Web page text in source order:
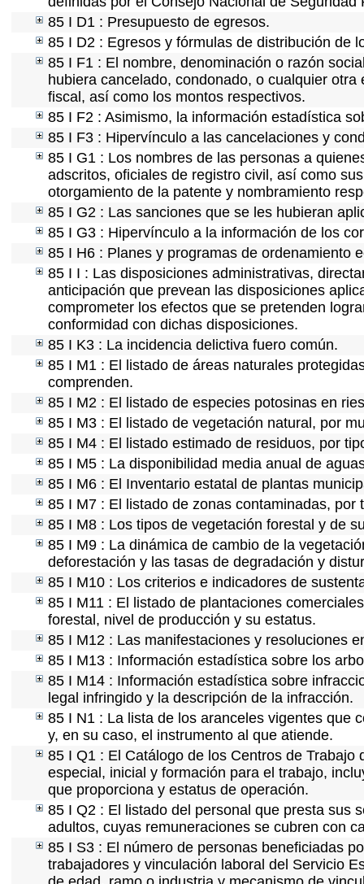
85 I D1 : Presupuesto de egresos.
85 I D2 : Egresos y fórmulas de distribución de
85 I F1 : El nombre, denominación o razón
hubiera cancelado, condonado, o cualquier
fiscal, así como los montos respectivos.
85 I F2 : Asimismo, la información estadística
85 I F3 : Hipervínculo a las cancelaciones y
85 I G1 : Los nombres de las personas a
adscritos, oficiales de registro civil, así como
otorgamiento de la patente y nombramiento
85 I G2 : Las sanciones que se les hubieran
85 I G3 : Hipervínculo a la información de los
85 I H6 : Planes y programas de ordenamiento
85 I I : Las disposiciones administrativas,
anticipación que prevean las disposiciones
comprometer los efectos que se pretenden
conformidad con dichas disposiciones.
85 I K3 : La incidencia delictiva fuero común.
85 I M1 : El listado de áreas naturales
comprenden.
85 I M2 : El listado de especies potosinas en
85 I M3 : El listado de vegetación natural, por
85 I M4 : El listado estimado de residuos, por
85 I M5 : La disponibilidad media anual de
85 I M6 : El Inventario estatal de plantas
85 I M7 : El listado de zonas contaminadas,
85 I M8 : Los tipos de vegetación forestal y de
85 I M9 : La dinámica de cambio de la
deforestación y las tasas de degradación y
85 I M10 : Los criterios e indicadores de
85 I M11 : El listado de plantaciones
forestal, nivel de producción y su estatus.
85 I M12 : Las manifestaciones y resoluciones
85 I M13 : Información estadística sobre los
85 I M14 : Información estadística sobre
legal infringido y la descripción de la infracción.
85 I N1 : La lista de los aranceles vigentes que
y, en su caso, el instrumento al que atiende.
85 I Q1 : El Catálogo de los Centros de
especial, inicial y formación para el trabajo,
que proporciona y estatus de operación.
85 I Q2 : El listado del personal que presta sus
adultos, cuyas remuneraciones se cubren con
85 I S3 : El número de personas beneficiadas
trabajadores y vinculación laboral del Servicio